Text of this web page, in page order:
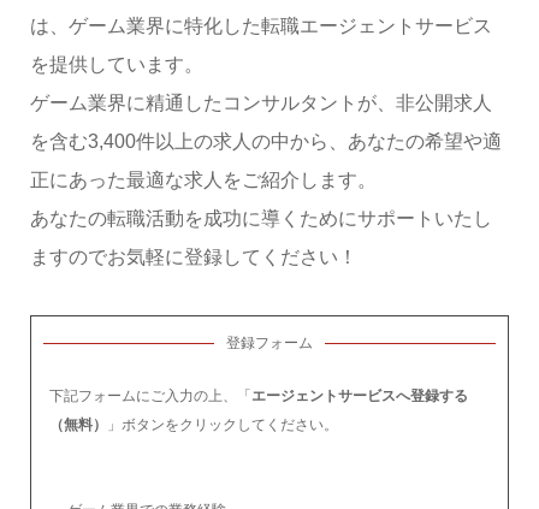
は、ゲーム業界に特化した転職エージェントサービス
を提供しています。
ゲーム業界に精通したコンサルタントが、非公開求人
を含む3,400件以上の求人の中から、あなたの希望や適
正にあった最適な求人をご紹介します。
あなたの転職活動を成功に導くためにサポートいたし
ますのでお気軽に登録してください！
登録フォーム
下記フォームにご入力の上、「 エージェントサービスへ登録する
（無料）
」ボタンをクリックしてください。